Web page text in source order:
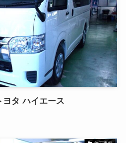
タ ハイエース